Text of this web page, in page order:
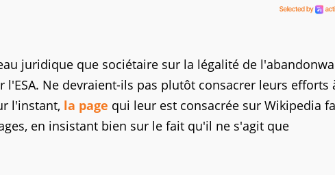
juridique que sociétaire sur la légalité de
Ne devraient-ils pas plutôt consacrer leurs efforts
l'instant, la page qui leur est consacrée sur Wikipedia
en insistant bien sur le fait qu'il ne s'agit que